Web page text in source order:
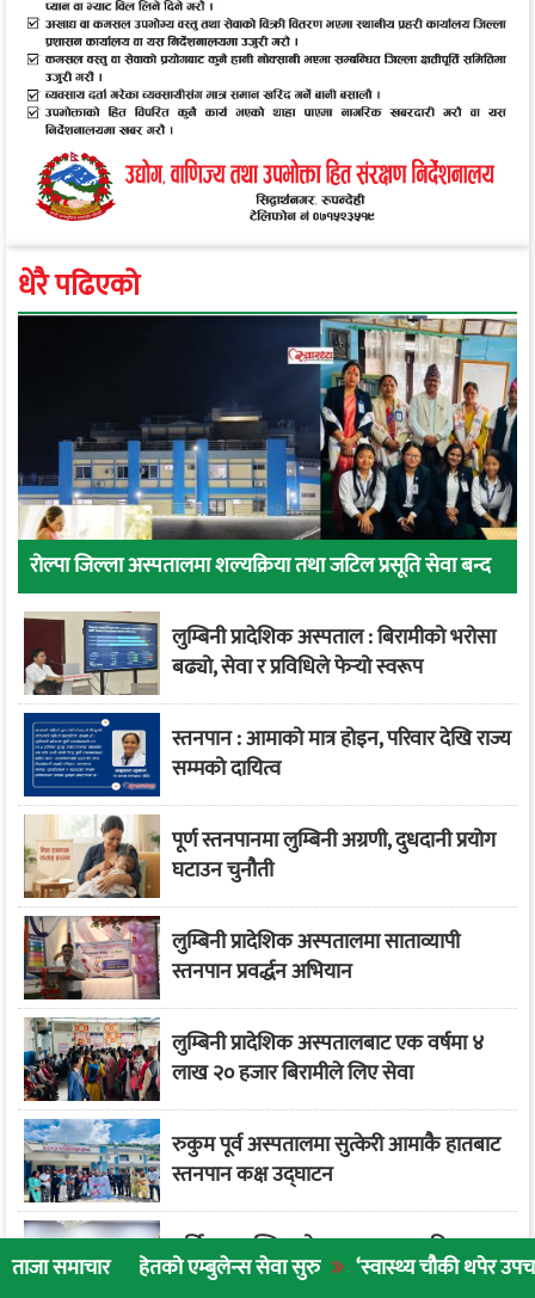
ताजा समाचारएम्बुलेन्स सेवा सुरु ‘स्वास्थ्य चौकी थपेर उपचार गर्नुभन्दा
धेरै पढिएको
रोल्पा जिल्ला अस्पतालमा शल्यक्रिया तथा जटिल प्रसूति सेवा बन्द
लुम्बिनी प्रादेशिक अस्पताल : बिरामीको भरोसा
बढ्यो, सेवा र प्रविधिले फेर्‍यो स्वरूप
स्तनपान : आमाको मात्र होइन, परिवार देखि राज्य
सम्मको दायित्व
पूर्ण स्तनपानमा लुम्बिनी अग्रणी, दुधदानी प्रयोग
घटाउन चुनौती
लुम्बिनी प्रादेशिक अस्पतालमा साताव्यापी
स्तनपान प्रवर्द्धन अभियान
लुम्बिनी प्रादेशिक अस्पतालबाट एक वर्षमा ४
लाख २० हजार बिरामीले लिए सेवा
रुकुम पूर्व अस्पतालमा सुत्केरी आमाकै हातबाट
स्तनपान कक्ष उद्घाटन
नर्सिङ काउन्सिलको अध्यक्षमा प्रजापति र
रजिस्ट्रारमा विष्ट नियुक्त